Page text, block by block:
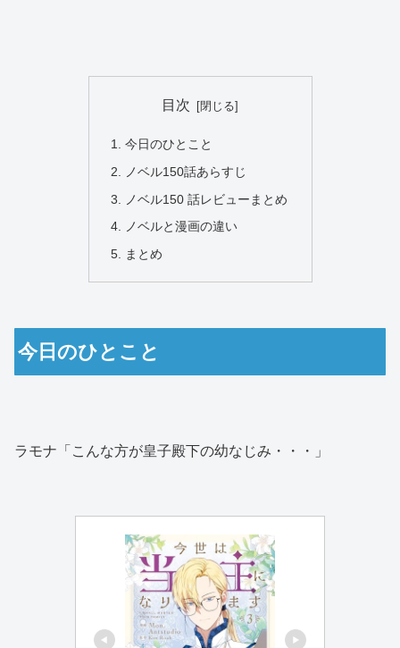
目次
今日のひとこと
ノベル150話あらすじ
ノベル150 話レビューまとめ
ノベルと漫画の違い
まとめ
今日のひとこと
ラモナ「こんな方が皇子殿下の幼なじみ・・・」